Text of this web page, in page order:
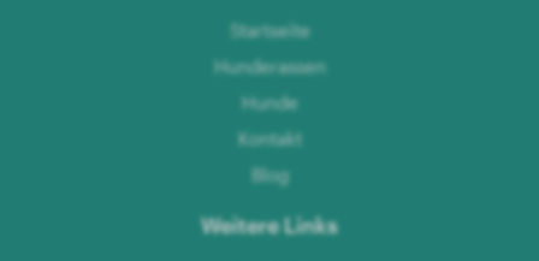
Startseite
Hunderassen
Hunde
Kontakt
Blog
Weitere Links